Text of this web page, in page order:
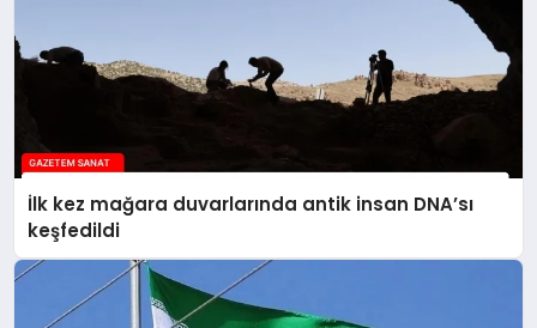
İlk kez mağara duvarlarında antik insan DNA’sı
keşfedildi